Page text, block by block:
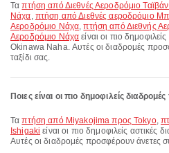
Ταπτήση από Διεθνές Αεροδρόμιο
Νάχα, πτήση από Διεθνές αεροδρόμιο
Αεροδρόμιο Νάχα,πτήση από Διεθνής
Αεροδρόμιο Νάχα είναι οι πιο
Okinawa Naha. Αυτές οι διαδρομές
ταξίδι σας.
Ποιες είναι οι πιο δημοφιλείς
Ταπτήση από Miyakojima προς Tokyo,
Ishigaki είναι οι πιο δημοφιλείς
Αυτές οι διαδρομές προσφέρουν άνετες